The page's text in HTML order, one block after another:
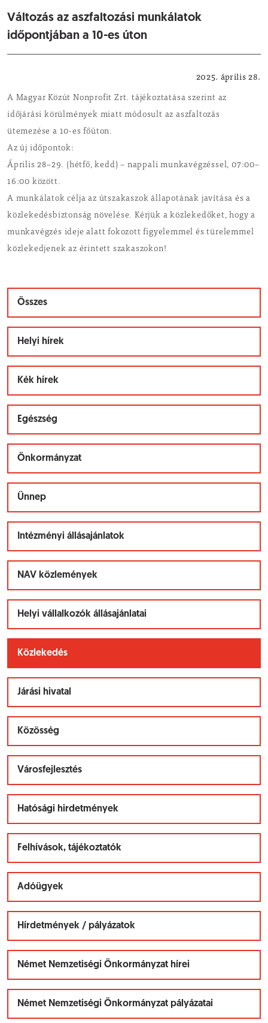
Változás az aszfaltozási munkálatok
időpontjában a 10-es úton
2025. április 28.
A Magyar Közút Nonprofit Zrt. tájékoztatása szerint az
időjárási körülmények miatt módosult az aszfaltozás
ütemezése a 10-es főúton.
Az új időpontok:
Április 28–29. (hétfő, kedd) – nappali munkavégzéssel, 07:00–
16:00 között.
A munkálatok célja az útszakaszok állapotának javítása és a
közlekedésbiztonság növelése. Kérjük a közlekedőket, hogy a
munkavégzés ideje alatt fokozott figyelemmel és türelemmel
közlekedjenek az érintett szakaszokon!
Összes
Helyi hírek
Kék hírek
Egészség
Önkormányzat
Ünnep
Intézményi állásajánlatok
NAV közlemények
Helyi vállalkozók állásajánlatai
Közlekedés
Járási hivatal
Közösség
Városfejlesztés
Hatósági hirdetmények
Felhívások, tájékoztatók
Adóügyek
Hírdetmények / pályázatok
Német Nemzetiségi Önkormányzat hírei
Német Nemzetiségi Önkormányzat pályázatai